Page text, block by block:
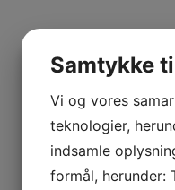
Samtykke
Vi og vores
teknologier,
indsamle
formål, herunder: